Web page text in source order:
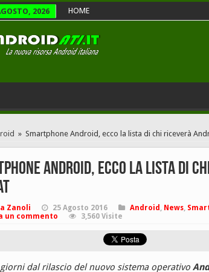
2026 HOME
» Smartphone Android, ecco la lista di chi riceverà
Android, ecco la lista di
Zanoli 25 Agosto 2016 Android , News,
un commento
3,560 Visite
dal rilascio del nuovo sistema operativo